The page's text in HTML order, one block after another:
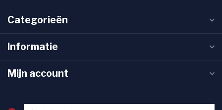
Categorieën
Informatie
Mijn account